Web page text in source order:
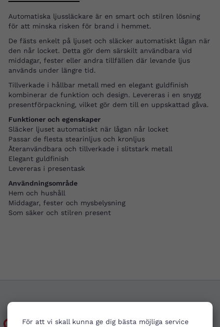
För att vi skall kunna ge dig bästa möjliga service
Automatiska ljussläckare är en smart och stilren lösning
för att minska risken för brand i hemmet.
De fästs enkelt på ljuset och släcker automatiskt lågan när
den når locket. Detta gör dem särskilt användbara vid
middagar, fester eller andra tillfällen där levande ljus
används under längre tid.
Tillverkade i hållbar metall med en elegant guldfinish
kombinerar de funktion och design. Levereras i en snygg
presentförpackning, vilket gör dem till en uppskattad gåva.
Funktioner och egenskaper
Släcker ljuset automatiskt när lågan når locket
Passar de flesta stearinljus och kronljus
Återanvändbara och tillverkade i slitstark metall
Elegant guldfinish
Levereras i presentask
Användningsområde
Hem och hushåll
Middagar, fester och mysbelysning
Som säker och stilren present